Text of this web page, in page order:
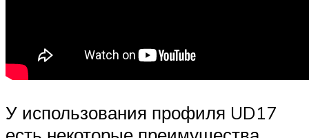
У использования профиля UD17